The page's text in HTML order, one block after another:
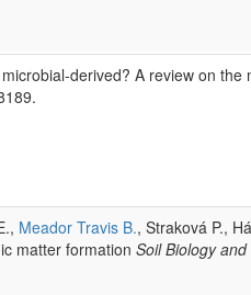
derived? A review on
Meador Travis B., Straková P.,
matter formation Soil Biology